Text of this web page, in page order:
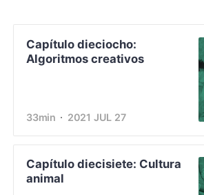
Capítulo dieciocho:
Algoritmos creativos
33min 2021 JUL 27
Capítulo diecisiete: Cultura
animal